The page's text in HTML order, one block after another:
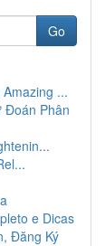
Go
...
Đoán Phân
e Dicas
Đăng Ký